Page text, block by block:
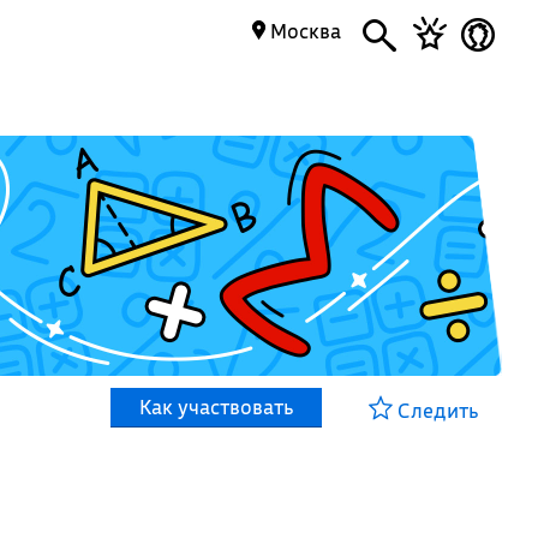
Москва
Как участвовать Следить